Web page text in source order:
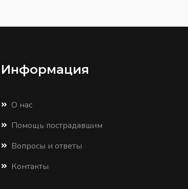
Информация
О нас
Помощь пострадавшим
Вопросы и ответы
Контакты